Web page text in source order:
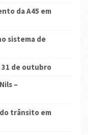
da A45 em
sistema de
31 de outubro
–
trânsito em